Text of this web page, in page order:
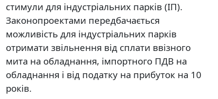
стимули для індустріальних парків (ІП).
Законопроектами передбачається
можливість для індустріальних парків
отримати звільнення від сплати ввізного
мита на обладнання, імпортного ПДВ на
обладнання і від податку на прибуток на 10
років.